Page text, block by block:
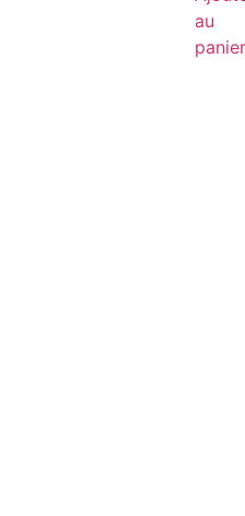
au
panier